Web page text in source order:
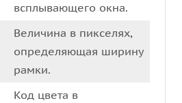
всплывающего окна.
Величина в пикселях,
определяющая ширину
рамки.
Код цвета в